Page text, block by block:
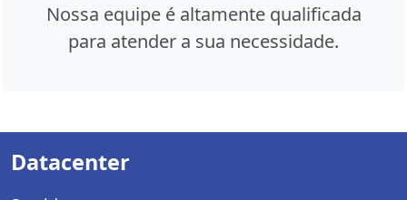
Nossa equipe é altamente qualificada
para atender a sua necessidade.
Datacenter